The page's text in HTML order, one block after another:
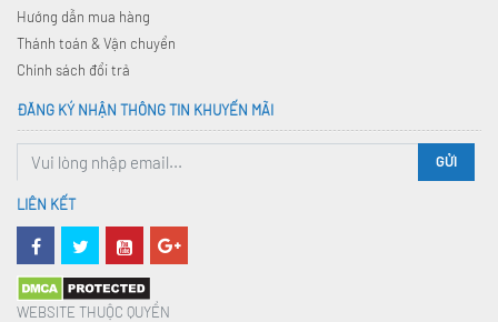
Hướng dẫn mua hàng
Thánh toán & Vận chuyển
Chính sách đổi trả
ĐĂNG KÝ NHẬN THÔNG TIN KHUYẾN MÃI
GỬI
LIÊN KẾT
WEBSITE THUỘC QUYỀN